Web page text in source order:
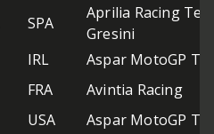
SPA
Aprilia Racing
Gresini
IRL
Aspar MotoGP
FRA
Avintia Racing
USA
Aspar MotoGP